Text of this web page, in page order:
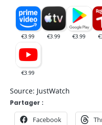
Source: JustWatch
Partager :
Facebook